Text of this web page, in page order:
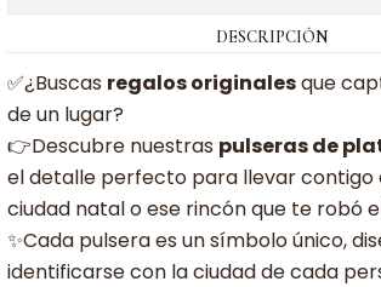
DESCRIPCIÓN
✅¿Buscas regalos originalesque
de un lugar?
👉Descubre nuestras pulseras de
el detalle perfecto para llevar contigo
ciudad natal o ese rincón que te robó
✨Cada pulsera es un símbolo único,
identificarse con la ciudad de cada